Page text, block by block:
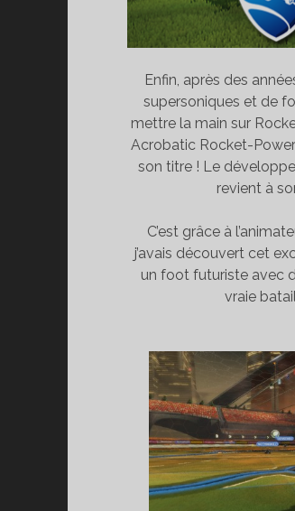
Enfin, après des
supersoniques et de
mettre la main sur
Acrobatic Rocket-
son titre ! Le
revient à
C’est grâce à
j’avais découvert cet
un foot futuriste avec
vraie